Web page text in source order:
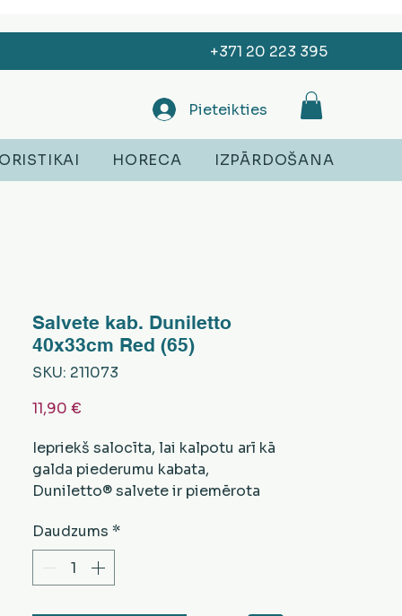
+371 20 223 395
Pieteikties
HORECA IZPĀRDOŠANA
Salvete kab. Duniletto
40x33cm Red (65)
SKU: 211073
11,90 €
Iepriekš salocīta, lai kalpotu arī kā
galda piederumu kabata,
Duniletto® salvete ir piemērota
un ātra pasniegšana ir prioritāte.
Ērts risinājums viesu galda
piederumu aizsardzībai līdz brīdim,
Daudzums *